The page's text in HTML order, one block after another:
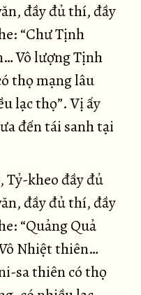
đầy đủ thí, đầy
“Chư Tịnh
Vô lượng Tịnh
thọ mạng lâu
lạc thọ”. Vị ấy
đến tái sanh tại
Tỷ-kheo đầy đủ
đầy đủ thí, đầy
“Quảng Quả
Nhiệt thiên…
sa thiên có thọ